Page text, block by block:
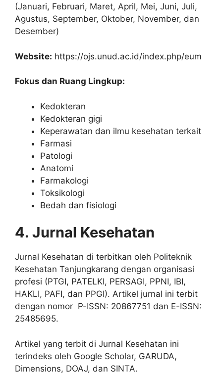
(Januari, Februari, Maret, April, Mei, Juni, Juli,
Agustus, September, Oktober, November, dan
Desember)
Website: https://ojs.unud.ac.id/index.php/eum
Fokus dan Ruang Lingkup:
Kedokteran
Kedokteran gigi
Keperawatan dan ilmu kesehatan terkait
Farmasi
Patologi
Anatomi
Farmakologi
Toksikologi
Bedah dan fisiologi
4. Jurnal Kesehatan
Jurnal Kesehatan di terbitkan oleh Politeknik
Kesehatan Tanjungkarang dengan organisasi
profesi (PTGI, PATELKI, PERSAGI, PPNI, IBI,
HAKLI, PAFI, dan PPGI). Artikel jurnal ini terbit
dengan nomor P-ISSN: 20867751 dan E-ISSN:
25485695.
Artikel yang terbit di Jurnal Kesehatan ini
terindeks oleh Google Scholar, GARUDA,
Dimensions, DOAJ, dan SINTA.